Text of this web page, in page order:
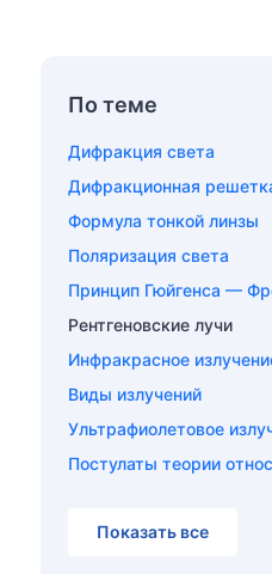
По теме
Дифракция света
Дифракционная
Формула тонкой линзы
Поляризация света
Принцип Гюйгенса —
Рентгеновские лучи
Инфракрасное
Виды излучений
Ультрафиолетовое
Постулаты теории
Показать все